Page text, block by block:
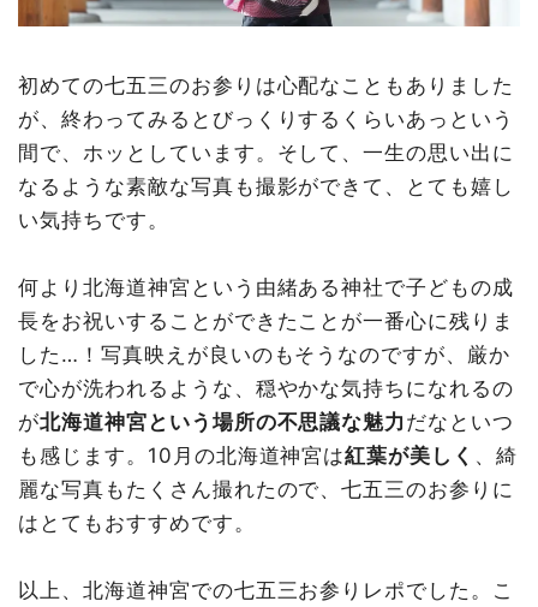
初めての七五三のお参りは心配なこともありました
が、終わってみるとびっくりするくらいあっという
間で、ホッとしています。そして、一生の思い出に
なるような素敵な写真も撮影ができて、とても嬉し
い気持ちです。
何より北海道神宮という由緒ある神社で子どもの成
長をお祝いすることができたことが一番心に残りま
した…！写真映えが良いのもそうなのですが、厳か
で心が洗われるような、穏やかな気持ちになれるの
が北海道神宮という場所の不思議な魅力 だなといつ
も感じます。10月の北海道神宮は紅葉が美しく 、綺
麗な写真もたくさん撮れたので、七五三のお参りに
はとてもおすすめです。
以上、北海道神宮での七五三お参りレポでした。こ